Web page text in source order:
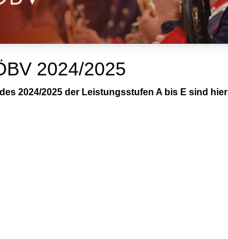
2024/2025
2024/2025 der Leistungsstufen A bis E sind hier